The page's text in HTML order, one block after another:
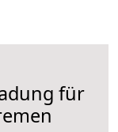
für